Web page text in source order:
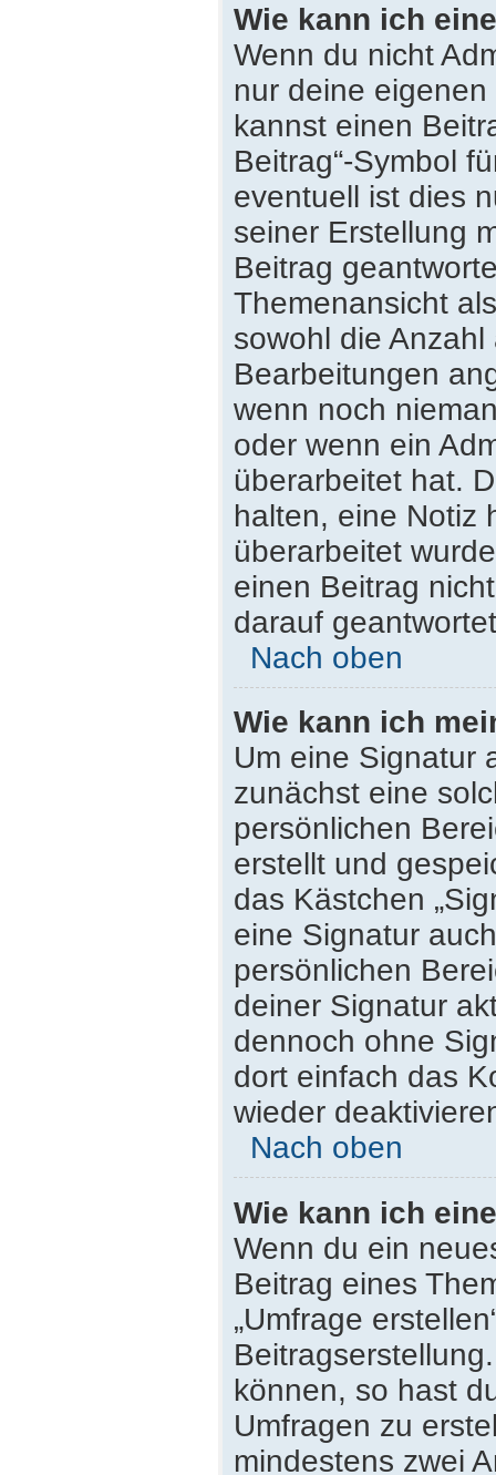
Wie kann ich
Wenn du nicht
nur deine
kannst einen
Beitrag“-Symbol
eventuell ist dies
seiner Erstellung
Beitrag
Themenansicht
sowohl die
Bearbeitungen
wenn noch
oder wenn ein
überarbeitet hat.
halten, eine Notiz
überarbeitet
einen Beitrag
darauf
Nach oben
Wie kann ich
Um eine Signatur
zunächst eine
persönlichen
erstellt und
das Kästchen
eine Signatur
persönlichen
deiner Signatur
dennoch ohne
dort einfach das
wieder
Nach oben
Wie kann ich
Wenn du ein
Beitrag eines
„Umfrage
können, so hast
Umfragen zu
mindestens zwei